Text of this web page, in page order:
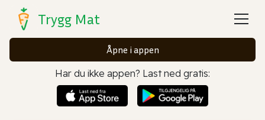
Trygg Mat
Åpne i appen
Har du ikke appen? Last ned gratis: